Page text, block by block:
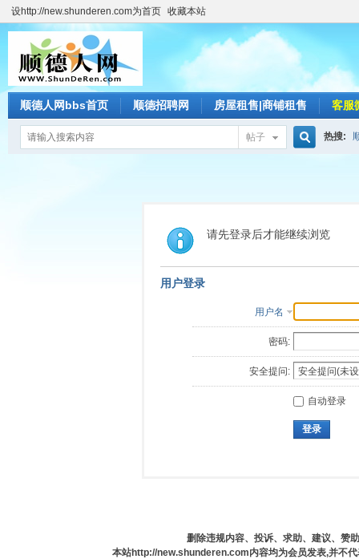
设http://new.shunderen.com为首页 收藏本站
顺德人网bbs首页 顺德招聘网 房屋租售|商铺租售 客服
帖子
索
热搜:
请先登录后才能继续浏览
用户登录
用户名
密码:
安全提问:
自动登录
登录
删除违规内容、投诉、求助、建议、赞
本站http://new.shunderen.com内容均为会员发表,并不